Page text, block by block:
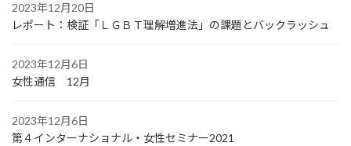
2023年12月20日
レポート：検証「ＬＧＢＴ理解増進法」の課題とバックラッシュ
2023年12月6日
女性通信 12月
2023年12月6日
第４インターナショナル・女性セミナー2021